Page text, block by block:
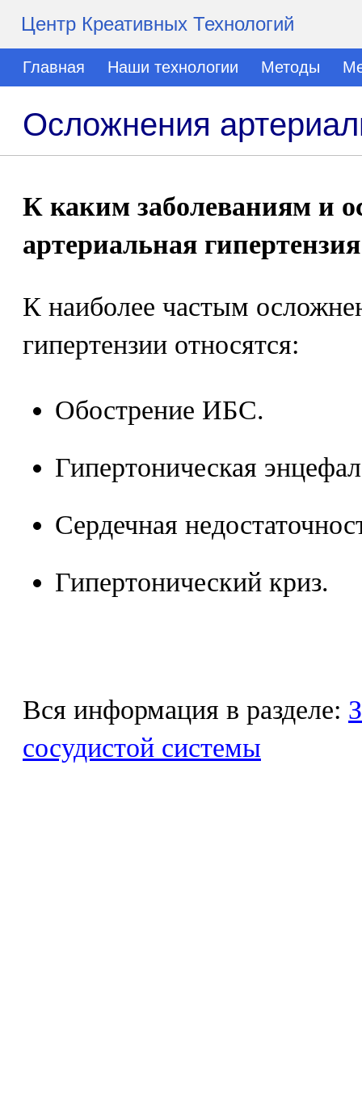
Центр Креативных Технологий
Главная Наши технологии Методы
Осложнения
К каким заболеваниям и
артериальная
К наиболее частым
гипертензии относятся:
Обострение ИБС.
Гипертоническая
Сердечная
Гипертонический криз.
Вся информация в разделе:
сосудистой системы